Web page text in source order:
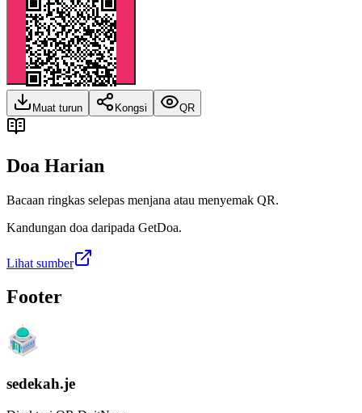
Muat turun Kongsi QR
Doa Harian
Bacaan ringkas selepas menjana atau menyemak QR.
Kandungan doa daripada GetDoa.
Lihat sumber
Footer
sedekah.je